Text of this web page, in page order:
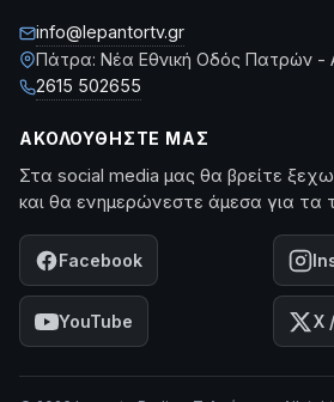
info@lepantortv.gr
Πάτρα: Νέα Εθνική Οδός Πατρών -
2615 502655
ΑΚΟΛΟΥΘΉΣΤΕ ΜΑΣ
Στα social media μας θα βρείτε
και θα ενημερώνεστε άμεσα για τα
Facebook
YouTube X